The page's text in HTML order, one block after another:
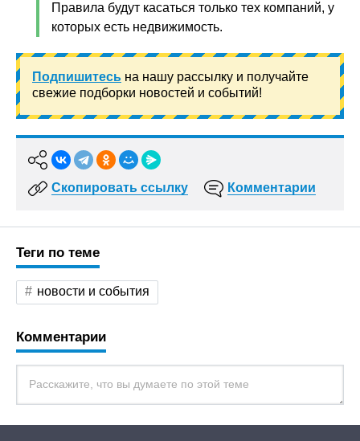
Правила будут касаться только тех компаний, у
которых есть недвижимость.
Подпишитесь на нашу рассылку и получайте
свежие подборки новостей и событий!
Скопировать ссылку Комментарии
Теги по теме
новости и события
Комментарии